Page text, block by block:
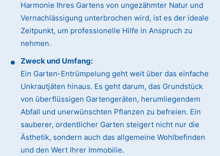
Harmonie Ihres Gartens von ungezähmter Natur und
Vernachlässigung unterbrochen wird, ist es der ideale
Zeitpunkt, um professionelle Hilfe in Anspruch zu
nehmen.
Zweck und Umfang:
Ein Garten-Entrümpelung geht weit über das einfache
Unkrautjäten hinaus. Es geht darum, das Grundstück
von überflüssigen Gartengeräten, herumliegendem
Abfall und unerwünschten Pflanzen zu befreien. Ein
sauberer, ordentlicher Garten steigert nicht nur die
Ästhetik, sondern auch das allgemeine Wohlbefinden
und den Wert Ihrer Immobilie.